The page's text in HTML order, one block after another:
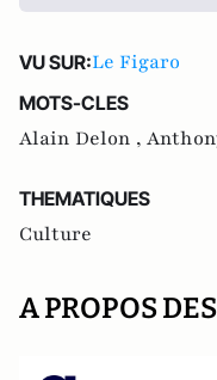
VU SUR:Le Figaro
MOTS-CLES
Alain Delon ,
THEMATIQUES
Culture
A PROPOS